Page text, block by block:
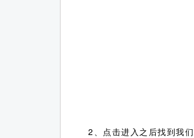
2、点击进入之后找到我